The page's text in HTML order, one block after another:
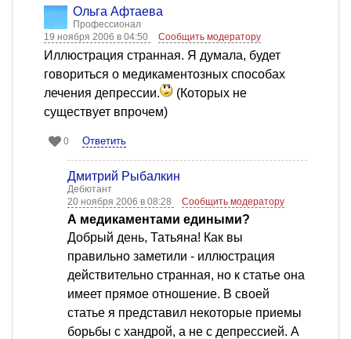
Ольга Афтаева
Профессионал
19 ноября 2006 в 04:50
Сообщить модератору
Иллюстрация странная. Я думала, будет
говориться о медикаментозных способах
лечения депрессии.
(Которых не
существует впрочем)
0 Ответить
Дмитрий Рыбалкин
Дебютант
20 ноября 2006 в 08:28
Сообщить модератору
А медикаментами едиными?
Добрый день, Татьяна! Как вы
правильно заметили - иллюстрация
действительно странная, но к статье она
имеет прямое отношение. В своей
статье я представил некоторые приемы
борьбы с хандрой, а не с депрессией. А